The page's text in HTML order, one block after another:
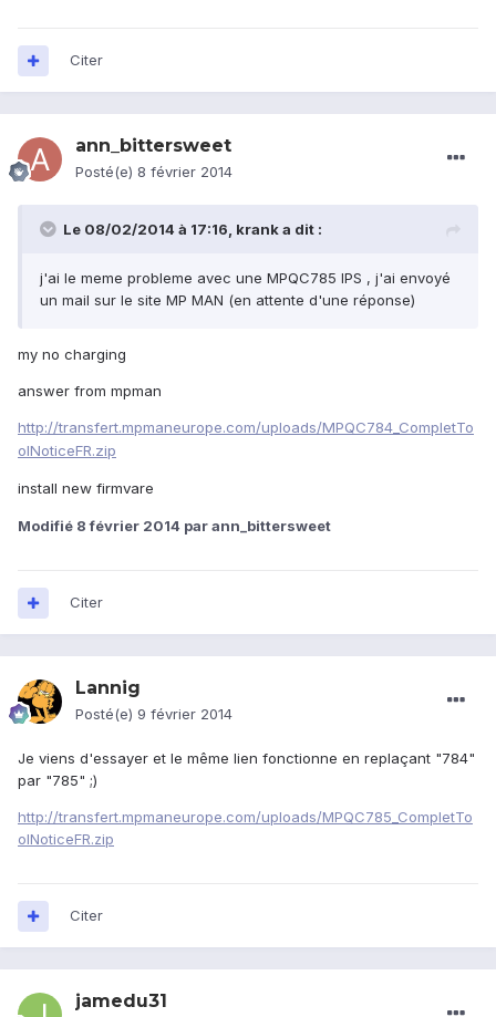
Citer
ann_bittersweet
Posté(e) 8 février 2014
Le 08/02/2014 à 17:16, krank a dit :
j'ai le meme probleme avec une MPQC785 IPS , j'ai envoyé
un mail sur le site MP MAN (en attente d'une réponse)
my no charging
answer from mpman
http://transfert.mpmaneurope.com/uploads/MPQC784_CompletTo
olNoticeFR.zip
install new firmvare
Modifié 8 février 2014 par ann_bittersweet
Citer
Lannig
Posté(e) 9 février 2014
Je viens d'essayer et le même lien fonctionne en replaçant "784"
par "785" ;)
http://transfert.mpmaneurope.com/uploads/MPQC785_CompletTo
olNoticeFR.zip
Citer
jamedu31